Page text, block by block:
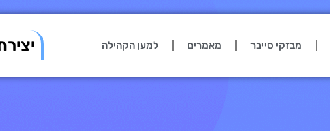
מבזקי סייבר מאמרים למען הקהילה